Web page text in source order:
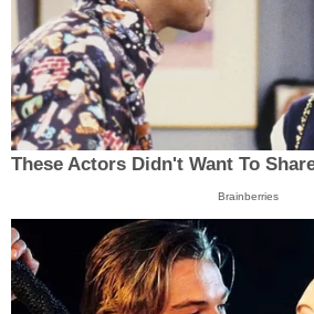
These Actors Didn't Want To
Brainberries